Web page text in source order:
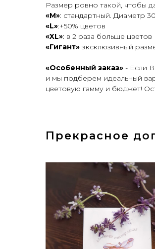
Размер ровно такой, чтобы
«М»: стандартный. Диаметр
«L»:+50% цветов
«XL»: в 2 раза больше цветов
«Гигант» эксклюзивный
«Особенный заказ» - Если
и мы подберем идеальный
цветовую гамму и бюджет!
Прекрасное